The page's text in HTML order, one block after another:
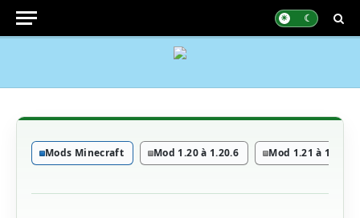
Mods Minecraft Mod 1.20 à 1.20.6 Mod 1.21 à 1.21.11